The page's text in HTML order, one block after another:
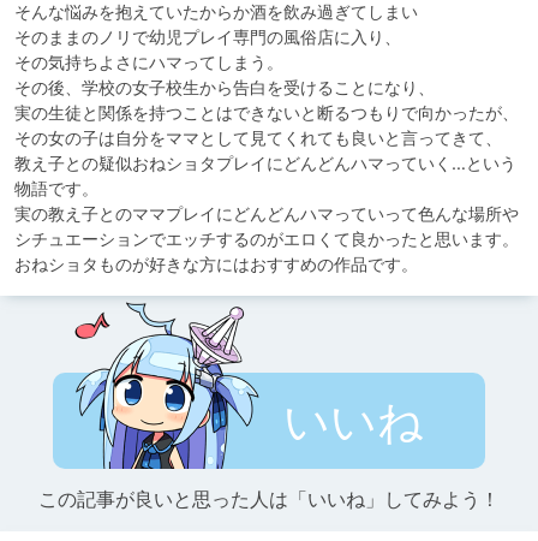
そんな悩みを抱えていたからか酒を飲み過ぎてしまい
そのままのノリで幼児プレイ専門の風俗店に入り、
その気持ちよさにハマってしまう。
その後、学校の女子校生から告白を受けることになり、
実の生徒と関係を持つことはできないと断るつもりで向かったが、
その女の子は自分をママとして見てくれても良いと言ってきて、
教え子との疑似おねショタプレイにどんどんハマっていく…という
物語です。
実の教え子とのママプレイにどんどんハマっていって色んな場所や
シチュエーションでエッチするのがエロくて良かったと思います。
おねショタものが好きな方にはおすすめの作品です。
いいね
この記事が良いと思った人は「いいね」してみよう！